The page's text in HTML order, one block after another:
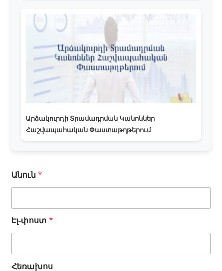
Արձակուրդի Տրամադրման Կանոններ
Հաշվապահական Փաստաթղթերում
Անուն*
Հ
ո
Էլ-փոստ*
Հեռախոս